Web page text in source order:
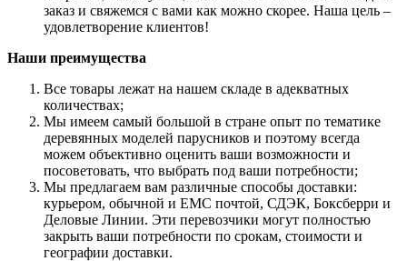
заказ и свяжемся с вами как можно скорее. Наша цель –
удовлетворение клиентов!
Наши преимущества
Все товары лежат на нашем складе в адекватных
количествах;
Мы имеем самый большой в стране опыт по тематике
деревянных моделей парусников и поэтому всегда
можем объективно оценить ваши возможности и
посоветовать, что выбрать под ваши потребности;
Мы предлагаем вам различные способы доставки:
курьером, обычной и ЕМС почтой, СДЭК, Боксберри и
Деловые Линии. Эти перевозчики могут полностью
закрыть ваши потребности по срокам, стоимости и
географии доставки.